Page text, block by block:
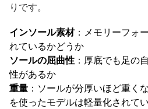
りです。
インソール素材：メモリーフォ
れているかどうか
ソールの屈曲性 ：厚底でも足の
性があるか
重量 ：ソールが分厚いほど重く
を使ったモデルは軽量化されて